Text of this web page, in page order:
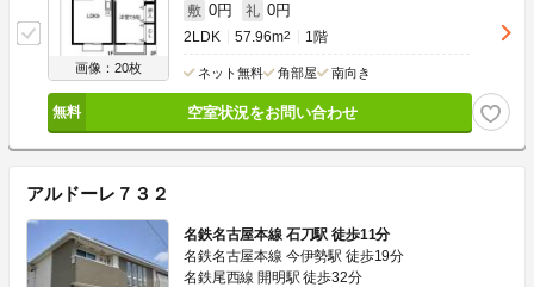
画像：20枚
敷 0円 礼 0円
2LDK 57.96m2 1階
ネット無料 角部屋 南向き
空室状況をお問い合わせ
アルドーレ７３２
名鉄名古屋本線 石刀駅 徒歩11分
名鉄名古屋本線 今伊勢駅 徒歩19分
名鉄尾西線 開明駅 徒歩32分